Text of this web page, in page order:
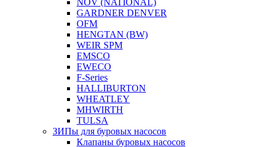
NOV (NATIONAL)
GARDNER DENVER
OFM
HENGTAN (BW)
WEIR SPM
EMSCO
EWECO
F-Series
HALLIBURTON
WHEATLEY
MHWIRTH
TULSA
ЗИПы для буровых насосов
Клапаны буровых насосов